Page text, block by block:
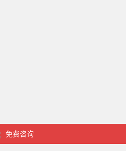
免费咨询